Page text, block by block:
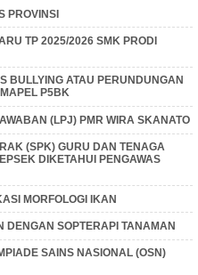
PROVINSI
TP 2025/2026 SMK PRODI
BULLYING ATAU PERUNDUNGAN
P5BK
(LPJ) PMR WIRA SKANATO
(SPK) GURU DAN TENAGA
DIKETAHUI PENGAWAS
MORFOLOGI IKAN
SOPTERAPI TANAMAN
SAINS NASIONAL (OSN)